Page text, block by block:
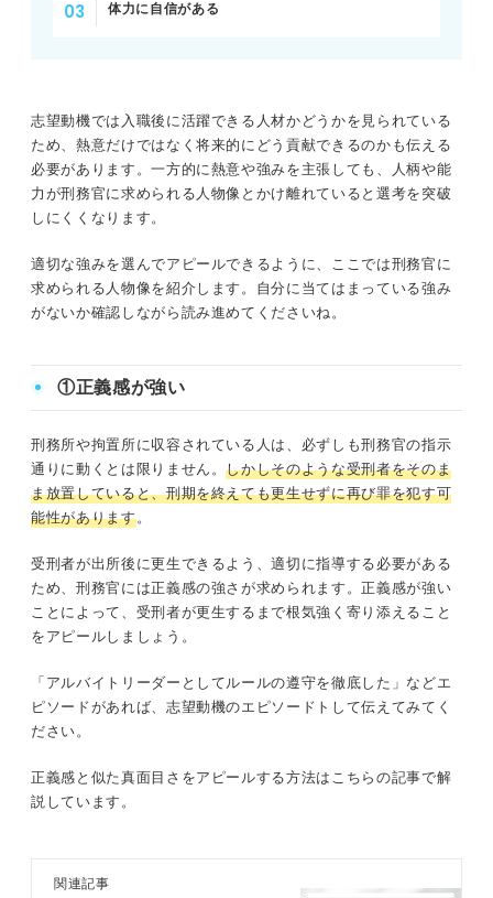
体力に自信がある
志望動機では入職後に活躍できる人材かどうかを見られている
ため、熱意だけではなく将来的にどう貢献できるのかも伝える
必要があります。一方的に熱意や強みを主張しても、人柄や能
力が刑務官に求められる人物像とかけ離れていると選考を突破
しにくくなります。
適切な強みを選んでアピールできるように、ここでは刑務官に
求められる人物像を紹介します。自分に当てはまっている強み
がないか確認しながら読み進めてくださいね。
①正義感が強い
刑務所や拘置所に収容されている人は、必ずしも刑務官の指示
通りに動くとは限りません。しかしそのような受刑者をそのま
ま放置していると、刑期を終えても更生せずに再び罪を犯す可
能性があります。
受刑者が出所後に更生できるよう、適切に指導する必要がある
ため、刑務官には正義感の強さが求められます。正義感が強い
ことによって、受刑者が更生するまで根気強く寄り添えること
をアピールしましょう。
「アルバイトリーダーとしてルールの遵守を徹底した」などエ
ピソードがあれば、志望動機のエピソードトして伝えてみてく
ださい。
正義感と似た真面目さをアピールする方法はこちらの記事で解
説しています。
関連記事